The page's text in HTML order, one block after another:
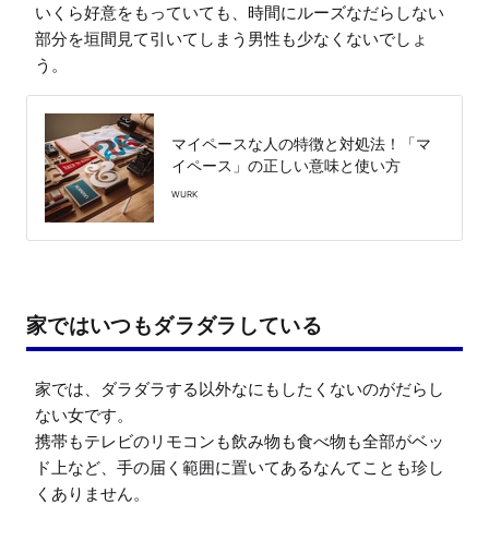
いくら好意をもっていても、時間にルーズなだらしない
部分を垣間見て引いてしまう男性も少なくないでしょ
う。
マイペースな人の特徴と対処法！「マ
イペース」の正しい意味と使い方
WURK
家ではいつもダラダラしている
家では、ダラダラする以外なにもしたくないのがだらし
ない女です。
携帯もテレビのリモコンも飲み物も食べ物も全部がベッ
ド上など、手の届く範囲に置いてあるなんてことも珍し
くありません。